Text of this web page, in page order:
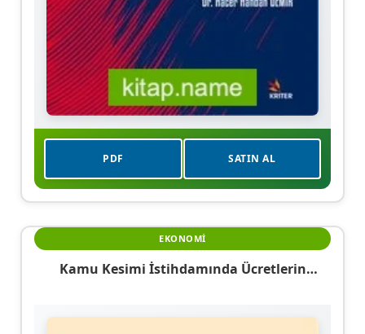
PDF SATIN AL
EKONOMI
Kamu Kesimi İstihdamında Ücretlerin